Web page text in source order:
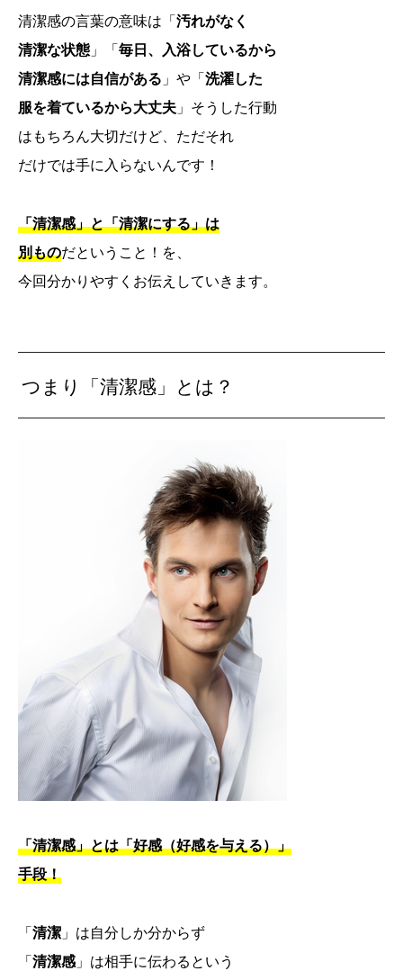
清潔感の言葉の意味は「汚れがなく
清潔な状態 」「毎日、入浴しているから
清潔感には自信がある 」や「洗濯した
服を着ているから大丈夫 」そうした行動
はもちろん大切だけど、ただそれ
だけでは手に入らないんです！
「清潔感」と「清潔にする」は
別ものだということ！を、
今回分かりやすくお伝えしていきます。
つまり「清潔感」とは？
「清潔感」とは「好感（好感を与える）」
手段！
「清潔」は自分しか分からず
「清潔感」は相手に伝わるという